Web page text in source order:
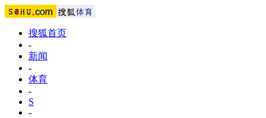
搜狐首页
-
新闻
-
体育
-
S
-